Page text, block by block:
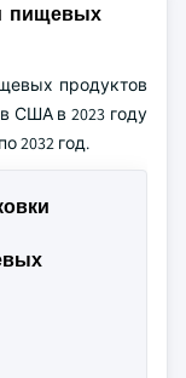
пищевых
продуктов
США в 2023 году
2032 год.